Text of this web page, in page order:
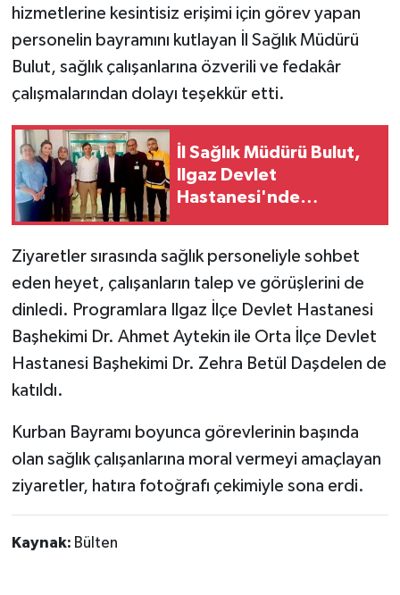
hizmetlerine kesintisiz erişimi için görev yapan
personelin bayramını kutlayan İl Sağlık Müdürü
Bulut, sağlık çalışanlarına özverili ve fedakâr
çalışmalarından dolayı teşekkür etti.
İl Sağlık Müdürü Bulut,
Ilgaz Devlet
Hastanesi'nde
Ziyaretler sırasında sağlık personeliyle sohbet
eden heyet, çalışanların talep ve görüşlerini de
dinledi. Programlara Ilgaz İlçe Devlet Hastanesi
Başhekimi Dr. Ahmet Aytekin ile Orta İlçe Devlet
Hastanesi Başhekimi Dr. Zehra Betül Daşdelen de
katıldı.
Kurban Bayramı boyunca görevlerinin başında
olan sağlık çalışanlarına moral vermeyi amaçlayan
ziyaretler, hatıra fotoğrafı çekimiyle sona erdi.
Kaynak: Bülten